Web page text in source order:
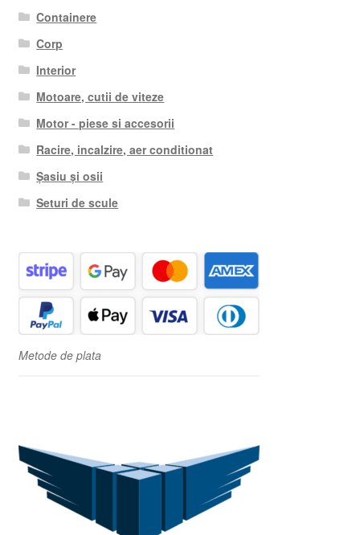
Containere
Corp
Interior
Motoare, cutii de viteze
Motor - piese si accesorii
Racire, incalzire, aer conditionat
Șasiu și osii
Seturi de scule
Metode de plata